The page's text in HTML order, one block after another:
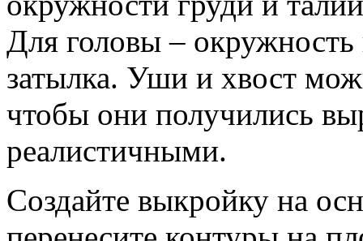
Для головы – окружность
затылка. Уши и хвост
чтобы они получились
реалистичными.
Создайте выкройку на